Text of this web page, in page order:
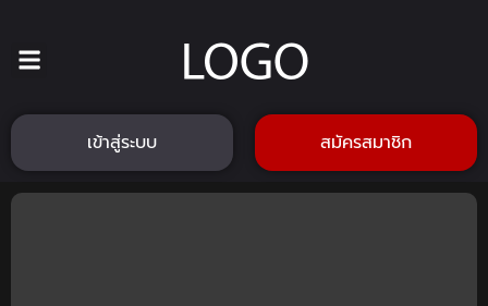
เข้าสู่ระบบ สมัครสมาชิก